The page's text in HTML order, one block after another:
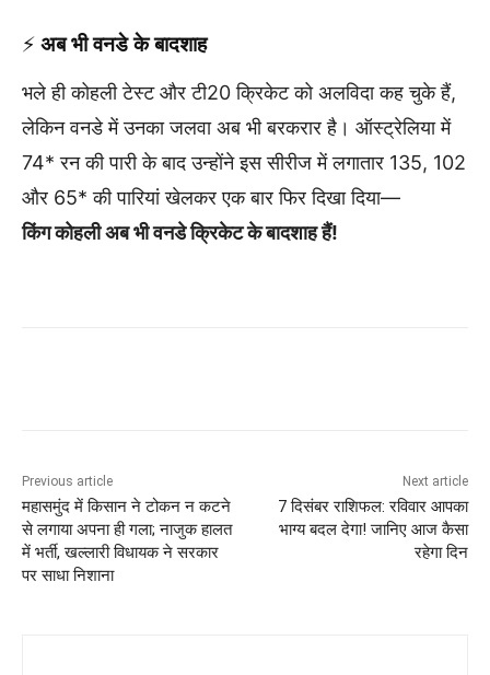
⚡ अब भी वनडे के बादशाह
भले ही कोहली टेस्ट और टी20 क्रिकेट को अलविदा कह चुके हैं,
लेकिन वनडे में उनका जलवा अब भी बरकरार है। ऑस्ट्रेलिया में
74* रन की पारी के बाद उन्होंने इस सीरीज में लगातार 135, 102
और 65* की पारियां खेलकर एक बार फिर दिखा दिया—
किंग कोहली अब भी वनडे क्रिकेट के बादशाह हैं!
Previous article
महासमुंद में किसान ने टोकन न कटने
से लगाया अपना ही गला; नाजुक हालत
में भर्ती, खल्लारी विधायक ने सरकार
पर साधा निशाना
Next article
7 दिसंबर राशिफल: रविवार आपका
भाग्य बदल देगा! जानिए आज कैसा
रहेगा दिन